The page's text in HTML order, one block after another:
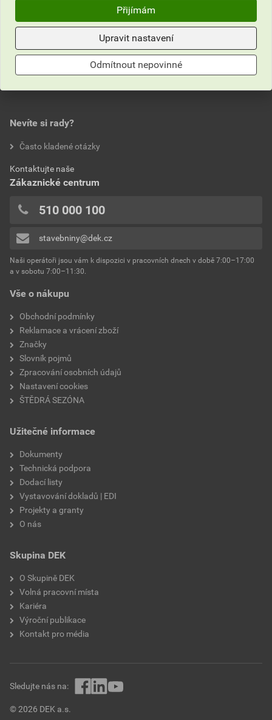
Ruční manipulace díky pojezdovým kolečkům.
TRASERSCREEN DB - 15
napájení
Vše o nákupu
Obchodní podmínky
Reklamace a vrácení zboží
Značky
Slovník pojmů
Zpracování osobních údajů
Nastavení cookies
ŠTĚDRÁ SEZÓNA
Užitečné informace
Dokumenty
Technická podpora
Dodací listy
Vystavování dokladů | EDI
Projekty a granty
O nás
Skupina DEK
O Skupině DEK
Volná pracovní místa
Kariéra
Výroční publikace
Kontakt pro média
Nevíte si rady?
Často kladené otázky
Kontaktujte naše
Zákaznické centrum
510 000 100
stavebniny@dek.cz
Naši operátoři jsou vám k dispozici v pracovních dnech v době 7:00–17:00
a v sobotu 7:00–11:30.
© 2026 DEK a.s.
Sledujte nás na:
Přijímám
Upravit nastavení
Odmítnout nepovinné